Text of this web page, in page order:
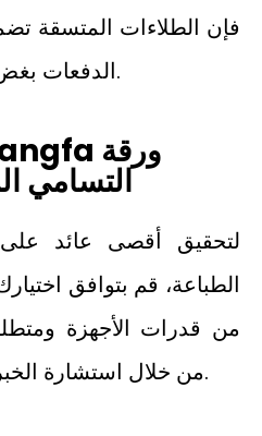
فإن الطلاءات المتسقة
الدفعات بغض النظر عن نوع الركيزة.
التسامي
لتحقيق أقصى عائد على
الطباعة، قم بتوافق
من قدرات الأجهزة
من خلال استشارة الخبراء المتاحة عبر منصتهم.